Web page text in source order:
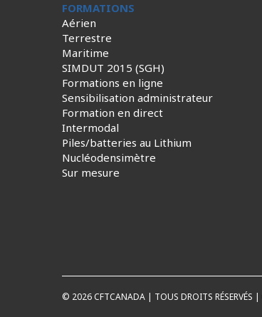
FORMATIONS
Aérien
Terrestre
Maritime
SIMDUT 2015 (SGH)
Formations en ligne
Sensibilisation administrateur
Formation en direct
Intermodal
Piles/batteries au Lithium
Nucléodensimètre
Sur mesure
© 2026 CFTCANADA | TOUS DROITS RÉSERVÉS |